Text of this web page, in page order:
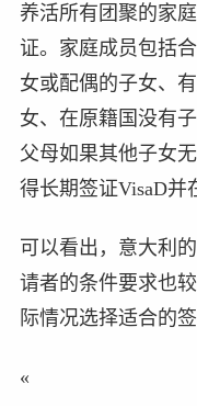
养活所有团聚的家
证。家庭成员包括
女或配偶的子女、
女、在原籍国没有
父母如果其他子女
得长期签证VisaD并
可以看出，意大利
请者的条件要求也
际情况选择适合的签
«